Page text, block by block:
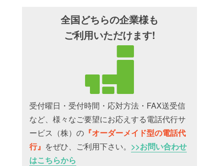
全国どちらの企業様も
ご利用いただけます!
受付曜日・受付時間・応対方法・FAX送受信
など、様々なご要望にお応えする電話代行サ
ービス（株）の 『オーダーメイド型の電話代
行』 をぜひ、ご利用下さい。 >>お問い合わせ
はこちらから